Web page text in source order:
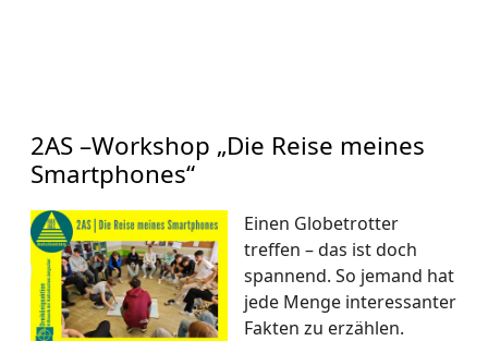
2AS –Workshop „Die Reise meines
Smartphones“
Einen Globetrotter
treffen – das ist doch
spannend. So jemand hat
jede Menge interessanter
Fakten zu erzählen.